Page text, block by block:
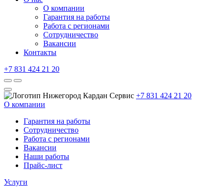
О компании
Гарантия на работы
Работа с регионами
Сотрудничество
Вакансии
Контакты
+7 831 424 21 20
+7 831 424 21 20
О компании
Гарантия на работы
Сотрудничество
Работа с регионами
Вакансии
Наши работы
Прайс-лист
Услуги